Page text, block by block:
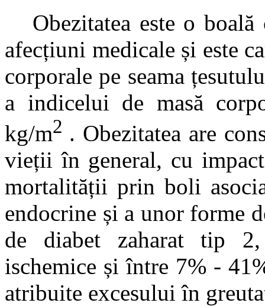
Obezitatea este o
afecțiuni medicale și este
corporale pe seama
a indicelui de masă
kg/m2 . Obezitatea are
vieții în general, cu
mortalității prin boli
endocrine și a unor forme
de diabet zaharat tip
ischemice și între 7% -
atribuite excesului în